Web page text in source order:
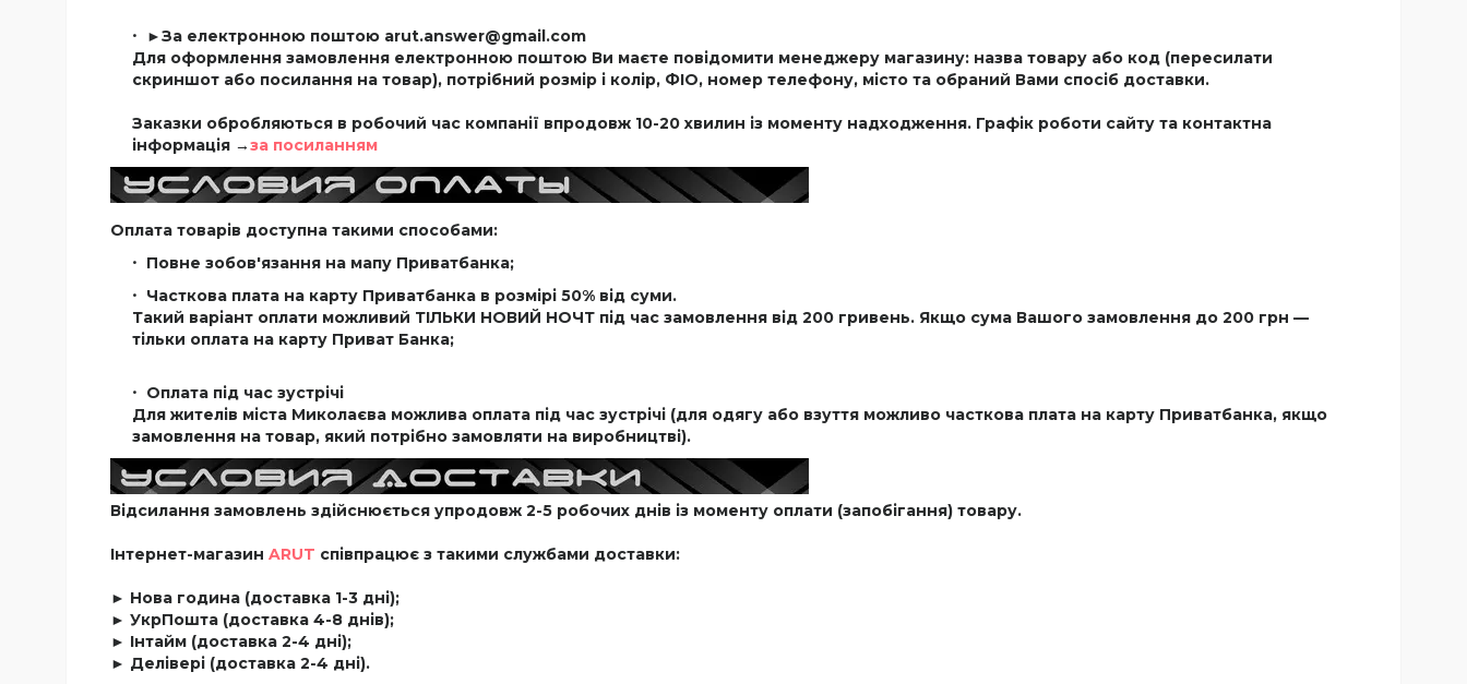
►За електронною поштою arut.answer@gmail.com
Для оформлення замовлення електронною поштою Ви маєте повідомити менеджеру магазину: назва товару або код (пересилати
скриншот або посилання на товар), потрібний розмір і колір, ФІО, номер телефону, місто та обраний Вами спосіб доставки.
Заказки обробляються в робочий час компанії впродовж 10-20 хвилин із моменту надходження. Графік роботи сайту та контактна
інформація →за посиланням
Оплата товарів доступна такими способами:
Повне зобов'язання на мапу Приватбанка;
Часткова плата на карту Приватбанка в розмірі 50% від суми.
Такий варіант оплати можливий ТІЛЬКИ НОВИЙ НОЧТ під час замовлення від 200 гривень. Якщо сума Вашого замовлення до 200 грн —
тільки оплата на карту Приват Банка;
Оплата під час зустрічі
Для жителів міста Миколаєва можлива оплата під час зустрічі (для одягу або взуття можливо часткова плата на карту Приватбанка, якщо
замовлення на товар, який потрібно замовляти на виробництві).
Відсилання замовлень здійснюється упродовж 2-5 робочих днів із моменту оплати (запобігання) товару.
Інтернет-магазин ARUT співпрацює з такими службами доставки:
► Нова година (доставка 1-3 дні);
► УкрПошта (доставка 4-8 днів);
► Інтайм (доставка 2-4 дні);
► Делівері (доставка 2-4 дні).